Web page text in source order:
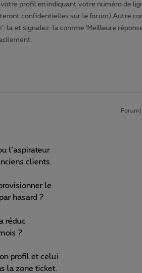
profil en indiquant votre numéro de
confidentielles sur le forum) Autre
la et signalez-la comme ‘Meilleure
l’aspirateur
clients.
le
hasard ?
réduc
?
profil et celui
la zone ticket.